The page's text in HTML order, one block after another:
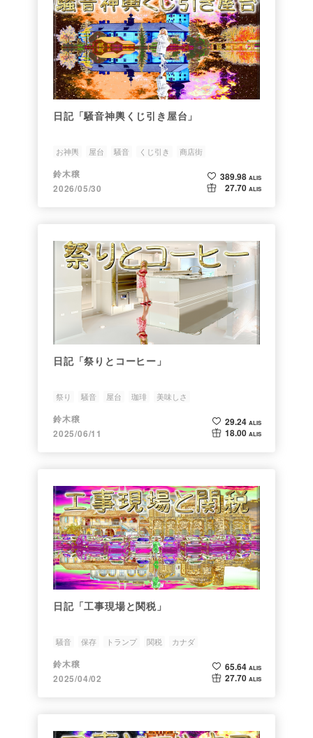
日記「騒音神輿くじ引き屋台」
お神輿 屋台 騒音 くじ引き 商店街
鈴木穣
2026/05/30
389.98 ALIS
27.70 ALIS
日記「祭りとコーヒー」
祭り 騒音 屋台 珈琲 美味しさ
鈴木穣
2025/06/11
29.24 ALIS
18.00 ALIS
日記「工事現場と関税」
騒音 保存 トランプ 関税 カナダ
鈴木穣
2025/04/02
65.64 ALIS
27.70 ALIS